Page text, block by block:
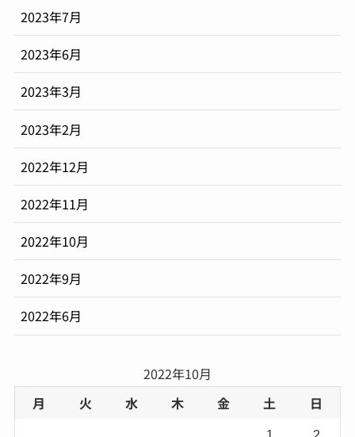
2023年7月
2023年6月
2023年3月
2023年2月
2022年12月
2022年11月
2022年10月
2022年9月
2022年6月
2022年10月
月
火 水 木 金 土 日